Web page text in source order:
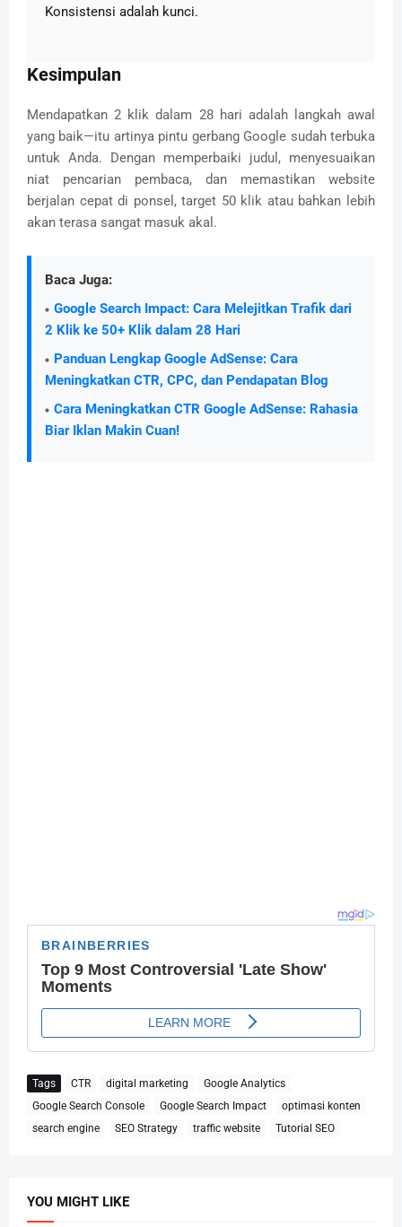
Konsistensi adalah kunci.
Kesimpulan
Mendapatkan 2 klik dalam 28 hari adalah langkah awal
yang baik—itu artinya pintu gerbang Google sudah terbuka
untuk Anda. Dengan memperbaiki judul, menyesuaikan
niat pencarian pembaca, dan memastikan website
berjalan cepat di ponsel,target 50 klik atau bahkan lebih
akan terasa sangat masuk akal.
Baca Juga:
Google Search Impact: Cara Melejitkan Trafik dari
2 Klik ke 50+ Klik dalam 28 Hari
Panduan Lengkap Google AdSense: Cara
Meningkatkan CTR, CPC, dan Pendapatan Blog
Cara Meningkatkan CTR Google AdSense: Rahasia
Biar Iklan Makin Cuan!
Tags CTR digital marketing
Google Analytics
Google Search Console
Google Search Impact
optimasi konten
search engine
SEO Strategy traffic website Tutorial SEO
YOU MIGHT LIKE